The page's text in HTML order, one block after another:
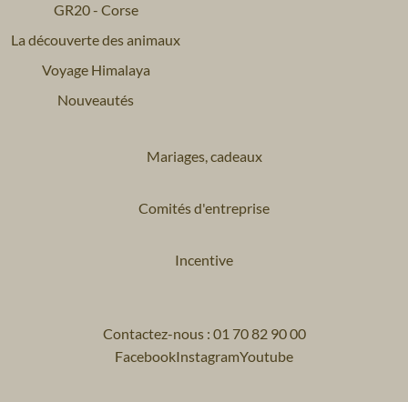
GR20 - Corse
La découverte des animaux
Voyage Himalaya
Nouveautés
Mariages, cadeaux
Comités d'entreprise
Incentive
Contactez-nous : 01 70 82 90 00
FacebookInstagramYoutube